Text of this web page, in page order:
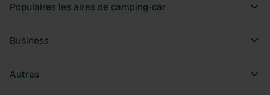
Populaires les aires de camping-car
Business
Autres